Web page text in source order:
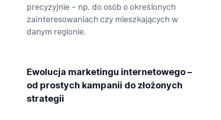
precyzyjnie – np. do osób o określonych
zainteresowaniach czy mieszkających w
danym regionie.
Ewolucja marketingu internetowego –
od prostych kampanii do złożonych
strategii